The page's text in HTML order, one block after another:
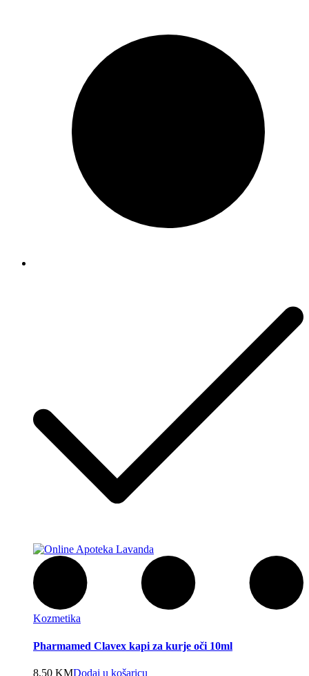
Kozmetika
Pharmamed Clavex kapi za kurje oči 10ml
8,50 KMDodaj u košaricu